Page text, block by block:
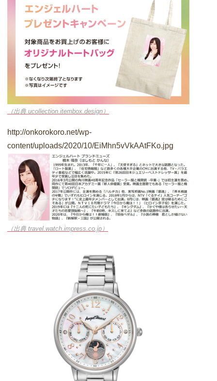
（出典 ucollection.itembox.design）
http://onkorokoro.net/wp-
content/uploads/2020/10/EiMhn5vVkAAtFKo.jpg
（出典 travel.watch.impress.co.jp）